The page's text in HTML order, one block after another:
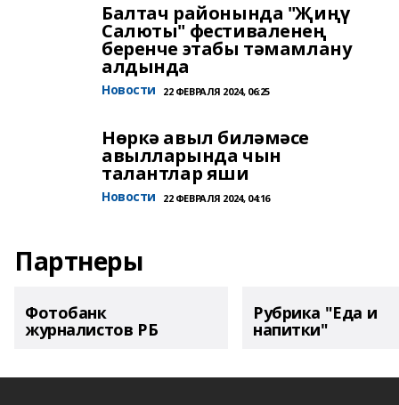
Балтач районында "Җиңү
Салюты" фестиваленең
беренче этабы тәмамлану
алдында
Новости 22 ФЕВРАЛЯ 2024, 06:25
Нөркә авыл биләмәсе
авылларында чын
талантлар яши
Новости 22 ФЕВРАЛЯ 2024, 04:16
Партнеры
Фотобанк
журналистов РБ
Рубрика "Еда и
напитки"